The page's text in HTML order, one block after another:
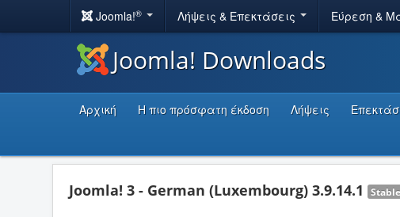
Joomla!® Λήψεις & Επεκτάσεις Εύρεση &
Joomla! Downloads
Αρχική Η πιο πρόσφατη έκδοση Λήψεις
Joomla! 3 - German (Luxembourg) 3.9.14.1 Stable